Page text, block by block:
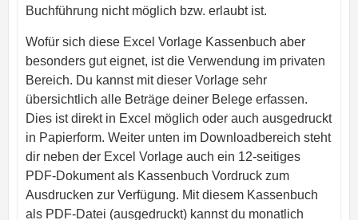
Buchführung nicht möglich bzw. erlaubt ist.
Wofür sich diese Excel Vorlage Kassenbuch aber
besonders gut eignet, ist die Verwendung im privaten
Bereich. Du kannst mit dieser Vorlage sehr
übersichtlich alle Beträge deiner Belege erfassen.
Dies ist direkt in Excel möglich oder auch ausgedruckt
in Papierform. Weiter unten im Downloadbereich steht
dir neben der Excel Vorlage auch ein 12-seitiges
PDF-Dokument als Kassenbuch Vordruck zum
Ausdrucken zur Verfügung. Mit diesem Kassenbuch
als PDF-Datei (ausgedruckt) kannst du monatlich